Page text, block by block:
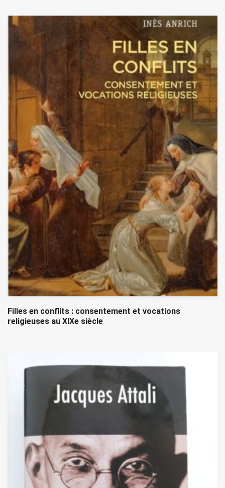
Filles en conflits : consentement et vocations
religieuses au XIXe siècle